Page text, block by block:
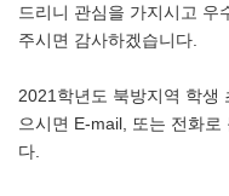
드리니 관심을 가지시고 우
주시면 감사하겠습니다
2021 학년도 북방지역 학생
으시면 E-mail,
또는 전화로
다